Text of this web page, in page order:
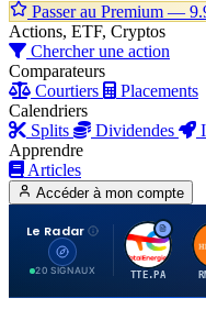
Passer au Premium —
Actions, ETF, Cryptos
Chercher une action
Comparateurs
Courtiers
Placements
Calendriers
Splits
Dividendes
Apprendre
Articles
Accéder à mon compte
Le Radar
20 SIGNAUX
T
TTE.PA